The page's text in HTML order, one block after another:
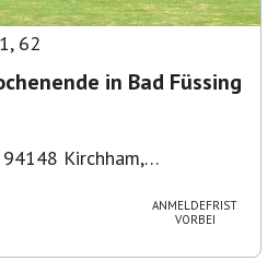
, 62
in Bad Füssing
94148 Kirchham,
ANMELDEFRIST
VORBEI